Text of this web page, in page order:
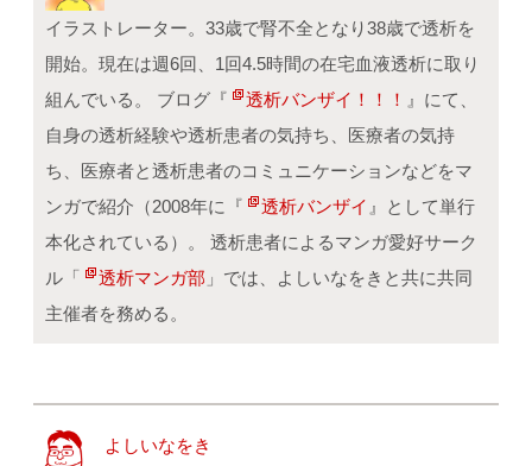
イラストレーター。33歳で腎不全となり38歳で透析を
開始。現在は週6回、1回4.5時間の在宅血液透析に取り
組んでいる。 ブログ『
透析バンザイ！！！ 』にて、
自身の透析経験や透析患者の気持ち、医療者の気持
ち、医療者と透析患者のコミュニケーションなどをマ
ンガで紹介（2008年に『
透析バンザイ 』として単行
本化されている）。 透析患者によるマンガ愛好サーク
ル「
透析マンガ部 」では、よしいなをきと共に共同
主催者を務める。
よしいなをき